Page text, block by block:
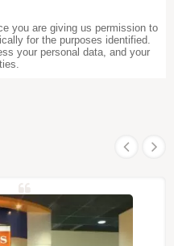
you are giving us permission to
for the purposes identified.
your personal data, and your